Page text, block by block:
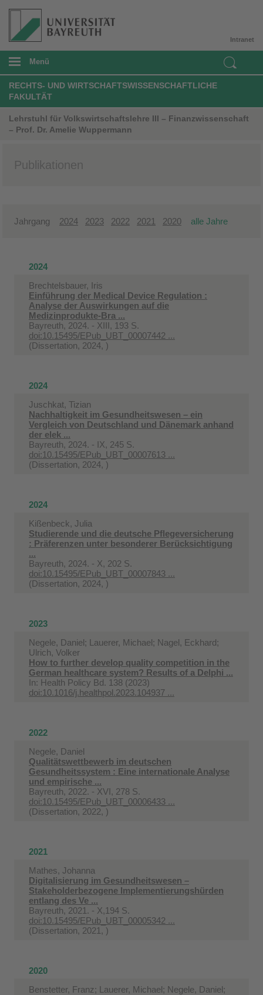
Intranet
Menü
RECHTS- UND WIRTSCHAFTSWISSENSCHAFTLICHE
FAKULTÄT
Lehrstuhl für Volkswirtschaftslehre III – Finanzwissenschaft
– Prof. Dr. Amelie Wuppermann
Publikationen
Jahrgang 2024 2023 2022 2021 2020 alle Jahre
2024
Brechtelsbauer, Iris
Einführung der Medical Device Regulation :
Analyse der Auswirkungen auf die
Medizinprodukte-Bra ...
Bayreuth, 2024. - XIII, 193 S.
doi:10.15495/EPub_UBT_00007442 ...
(Dissertation, 2024, )
2024
Juschkat, Tizian
Nachhaltigkeit im Gesundheitswesen – ein
Vergleich von Deutschland und Dänemark anhand
der elek ...
Bayreuth, 2024. - IX, 245 S.
doi:10.15495/EPub_UBT_00007613 ...
(Dissertation, 2024, )
2024
Kißenbeck, Julia
Studierende und die deutsche Pflegeversicherung
: Präferenzen unter besonderer Berücksichtigung
...
Bayreuth, 2024. - X, 202 S.
doi:10.15495/EPub_UBT_00007843 ...
(Dissertation, 2024, )
2023
Negele, Daniel; Lauerer, Michael; Nagel, Eckhard;
Ulrich, Volker
How to further develop quality competition in the
German healthcare system? Results of a Delphi ...
In: Health Policy Bd. 138 (2023)
doi:10.1016/j.healthpol.2023.104937 ...
2022
Negele, Daniel
Qualitätswettbewerb im deutschen
Gesundheitssystem : Eine internationale Analyse
und empirische ...
Bayreuth, 2022. - XVI, 278 S.
doi:10.15495/EPub_UBT_00006433 ...
(Dissertation, 2022, )
2021
Mathes, Johanna
Digitalisierung im Gesundheitswesen –
Stakeholderbezogene Implementierungshürden
entlang des Ve ...
Bayreuth, 2021. - X,194 S.
doi:10.15495/EPub_UBT_00005342 ...
(Dissertation, 2021, )
2020
Benstetter, Franz; Lauerer, Michael; Negele, Daniel;